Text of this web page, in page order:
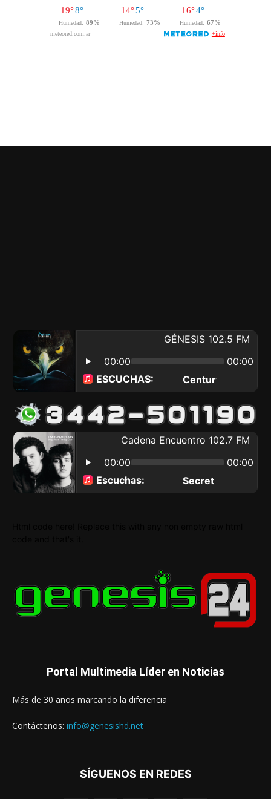
Portal Multimedia Líder en Noticias
Más de 30 años marcando la diferencia
Contáctenos: info@genesishd.net
SÍGUENOS EN REDES